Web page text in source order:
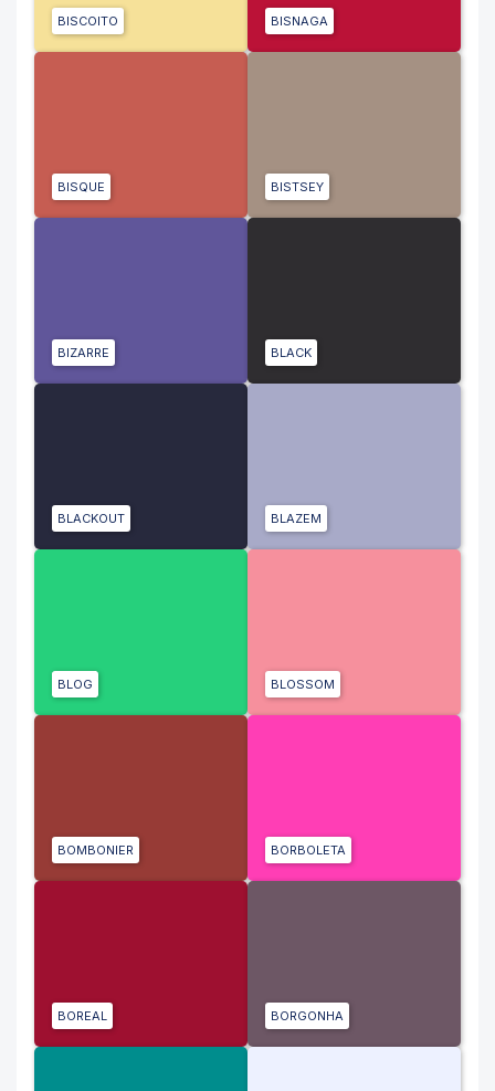
BISCOITO BISNAGA
BISQUE BISTSEY
BIZARRE BLACK
BLACKOUT BLAZEM
BLOG BLOSSOM
BOMBONIER BORBOLETA
BOREAL BORGONHA